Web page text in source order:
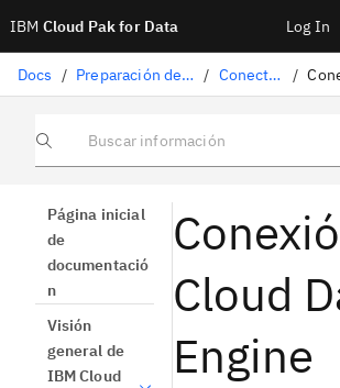
IBM Cloud Pak for Data Log In
Docs / Preparación de datos / Conectores /
Buscar información
Página inicial
de
documentació
n
Visión
general de
IBM Cloud
Cloud
Engine